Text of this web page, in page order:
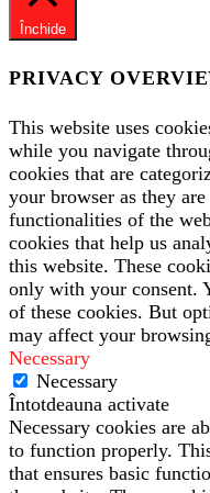
Închide
PRIVACY
This website uses
while you navigate
cookies that are
your browser as they
functionalities of the
cookies that help us
this website. These
only with your consent.
of these cookies. But
may affect your
Necessary
Necessary
Întotdeauna activate
Necessary cookies are
to function properly.
that ensures basic